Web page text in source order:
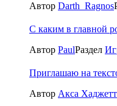
Автор Darth_Ragnos
С каким в главной
Автор PaulРаздел
Приглашаю на
Автор Акса Хаджетт